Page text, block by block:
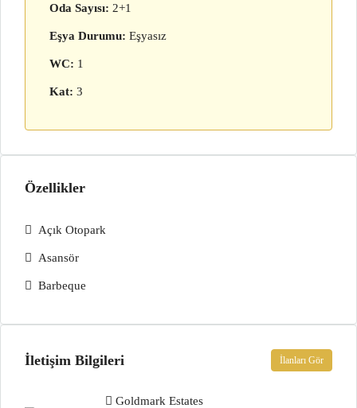
Oda Sayısı: 2+1
Eşya Durumu: Eşyasız
WC: 1
Kat: 3
Özellikler
Açık Otopark
Asansör
Barbeque
İletişim Bilgileri İlanları Gör
Goldmark Estates